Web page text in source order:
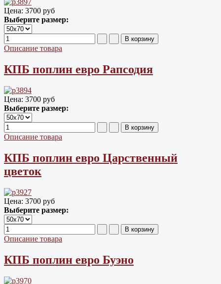
Цена: 3700 руб
Выберите размер:
Описание товара
КПБ поплин евро Рапсодия
Цена: 3700 руб
Выберите размер:
Описание товара
КПБ поплин евро Царственный
цветок
Цена: 3700 руб
Выберите размер:
Описание товара
КПБ поплин евро Буэно